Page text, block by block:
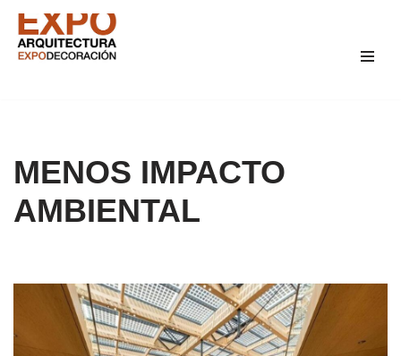
Saltar
MENOS IMPACTO
AMBIENTAL